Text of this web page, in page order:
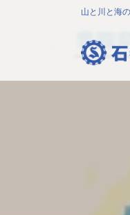
へ
ョ
山と川と海